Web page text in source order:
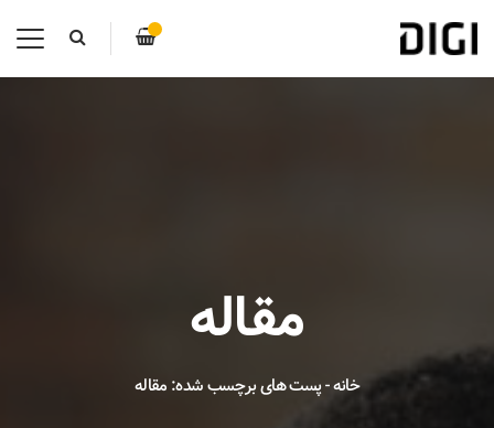
مقاله
خانه-پست های برچسب شده: مقاله